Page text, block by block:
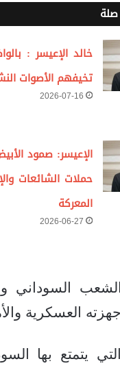
خالد الإعيسر :
تخيفهم الأصوات
2026-07-16
الإعيسر: صمود
حملات الشائعات
المعركة
2026-06-27
السوداني
العسكرية
يتمتع بها